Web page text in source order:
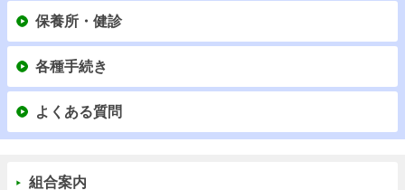
保養所・健診
各種手続き
よくある質問
組合案内